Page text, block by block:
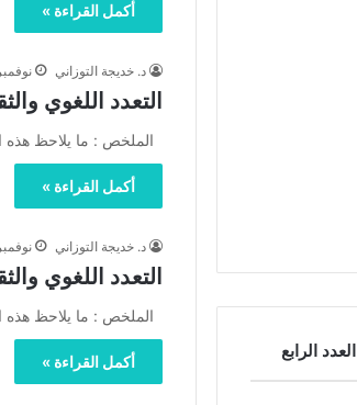
أكمل القراءة »
د. خديجة التوزاني نوفمبر 28, 2020
التعدد اللغوي
الملخص : ما يلاحظ هذه
أكمل القراءة »
د. خديجة التوزاني نوفمبر 28, 2020
التعدد اللغوي
الملخص : ما يلاحظ هذه
أكمل القراءة »